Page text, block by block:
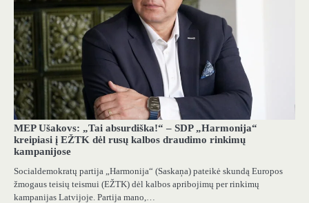
MEP Ušakovs: „Tai absurdiška!“ – SDP „Harmonija“
kreipiasi į EŽTK dėl rusų kalbos draudimo rinkimų
kampanijose
Socialdemokratų partija „Harmonija“ (Saskaņa) pateikė skundą Europos
žmogaus teisių teismui (EŽTK) dėl kalbos apribojimų per rinkimų
kampanijas Latvijoje. Partija mano,…